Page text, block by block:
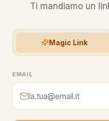
Ti mandiamo un
Magic Link
EMAIL